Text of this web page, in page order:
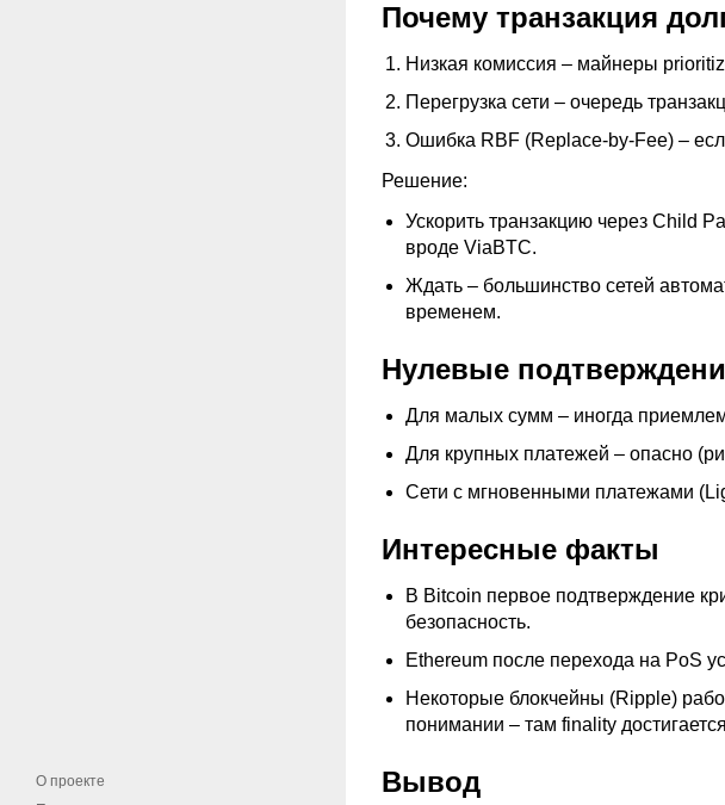
О проекте
Почему транзакция
Низкая комиссия – майнеры
Перегрузка сети – очередь
Ошибка RBF (Replace-by-Fee) –
Решение:
Ускорить транзакцию через Child
вроде ViaBTC.
Ждать – большинство сетей
временем.
Нулевые
Для малых сумм – иногда
Для крупных платежей – опасно
Сети с мгновенными платежами
Интересные факты
В Bitcoin первое подтверждение
безопасность.
Ethereum после перехода на PoS
Некоторые блокчейны (Ripple)
понимании – там finality
Вывод